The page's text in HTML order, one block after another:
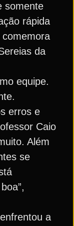
somente
rápida
da
equipe.
erros e
Caio
Além
se
a